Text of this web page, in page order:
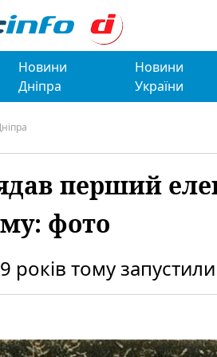
Новини
Дніпра
Новини
України
перший
фото
років тому